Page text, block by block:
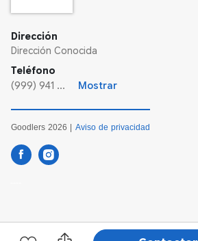
Dirección
Dirección Conocida
Teléfono
(999) 941 ...
Mostrar
Goodlers 2026 | Aviso de privacidad